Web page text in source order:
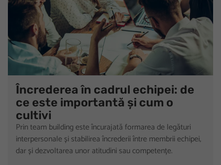
Încrederea în cadrul echipei: de
ce este importantă și cum o
cultivi
Prin team building este încurajată formarea de legături
interpersonale și stabilirea încrederii între membrii echipei,
dar și dezvoltarea unor atitudini sau competențe.